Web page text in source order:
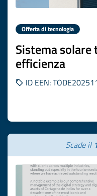
Offerta di tecnologia
Sistema solare
efficienza
ID EEN:
Scade il